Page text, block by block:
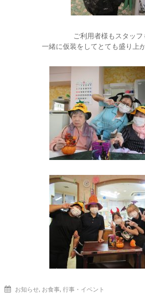
ご利用者様もスタッフ
一緒に仮装をしてとても盛り上
お知らせ, お食事, 行事・イベント